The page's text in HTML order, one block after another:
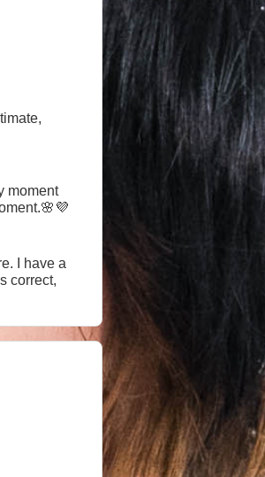
moment
a
correct,